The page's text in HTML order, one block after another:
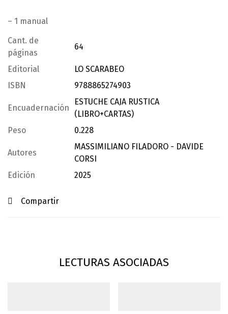
– 1 manual
Cant. de
páginas
64
Editorial
LO SCARABEO
ISBN
9788865274903
Encuadernación
ESTUCHE CAJA RUSTICA
(LIBRO+CARTAS)
Peso
0.228
Autores
MASSIMILIANO FILADORO - DAVIDE
CORSI
Edición
2025
Compartir
LECTURAS ASOCIADAS